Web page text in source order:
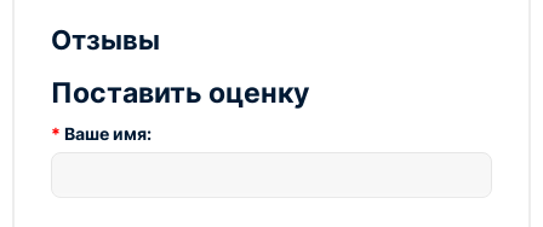
Поперечная подача:
Потребляемая мощность
поворотной головки:
Отзывы
Поставить оценку
Ваше имя: